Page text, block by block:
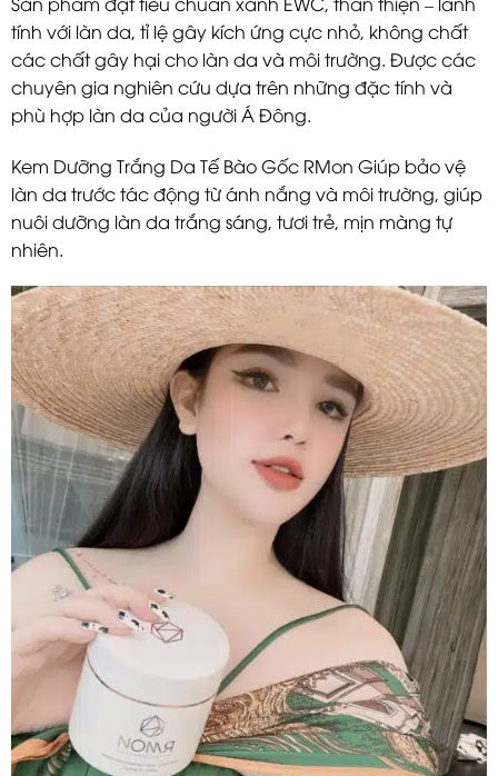
tính với làn da, tỉ lệ gây kích ứng cực nhỏ, không chất
các chất gây hại cho làn da và môi trường. Được các
chuyên gia nghiên cứu dựa trên những đặc tính và
phù hợp làn da của người Á Đông.
Kem Dưỡng Trắng Da Tế Bào Gốc RMon Giúp bảo vệ
làn da trước tác động từ ánh nắng và môi trường, giúp
nuôi dưỡng làn da trắng sáng, tươi trẻ, mịn màng tự
nhiên.